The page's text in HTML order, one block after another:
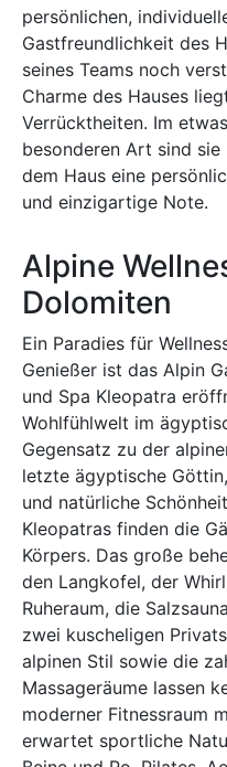
persönlichen,
Gastfreundlichkeit des
seines Teams noch
Charme des Hauses
Verrücktheiten. Im
besonderen Art sind
dem Haus eine
und einzigartige Note.
Alpine
Dolomiten
Ein Paradies für
Genießer ist das Alpin
und Spa Kleopatra
Wohlfühlwelt im
Gegensatz zu der
letzte ägyptische
und natürliche
Kleopatras finden die
Körpers. Das große
den Langkofel, der
Ruheraum, die
zwei kuscheligen
alpinen Stil sowie die
Massageräume lassen
moderner Fitnessraum
erwartet sportliche